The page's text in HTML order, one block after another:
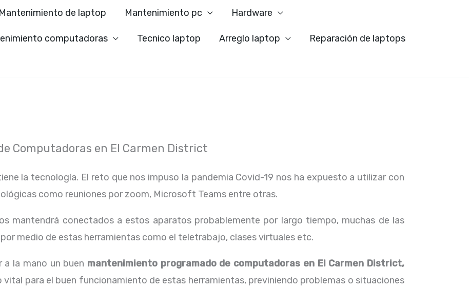
Mantenimiento de laptop Mantenimiento pc Hardware
computadoras Tecnico laptop Arreglo laptop Reparación de laptops
Computadoras en El Carmen District
la tecnología. El reto que nos impuso la pandemia Covid-19 nos ha expuesto a utilizar con
como reuniones por zoom, Microsoft Teams entre otras.
mantendrá conectados a estos aparatos probablemente por largo tiempo, muchas de las
medio de estas herramientas como el teletrabajo, clases virtuales etc.
a la mano un buen mantenimiento programado de computadoras en El Carmen District,
vital para el buen funcionamiento de estas herramientas, previniendo problemas o situaciones